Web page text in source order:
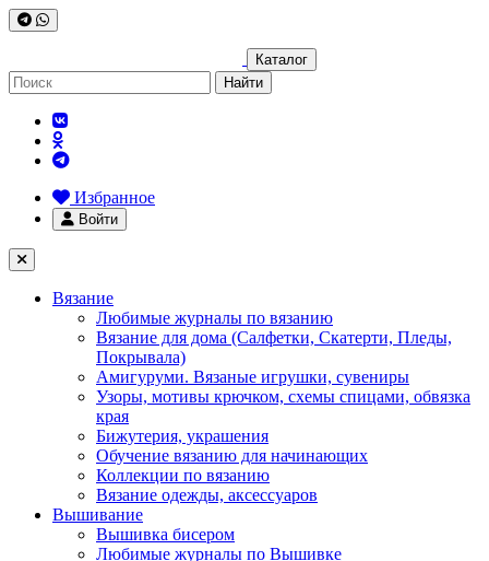
Каталог
Найти
Избранное
Войти
Вязание
Любимые журналы по вязанию
Вязание для дома (Салфетки, Скатерти, Пледы,
Покрывала)
Амигуруми. Вязаные игрушки, сувениры
Узоры, мотивы крючком, схемы спицами, обвязка
края
Бижутерия, украшения
Обучение вязанию для начинающих
Коллекции по вязанию
Вязание одежды, аксессуаров
Вышивание
Вышивка бисером
Любимые журналы по Вышивке